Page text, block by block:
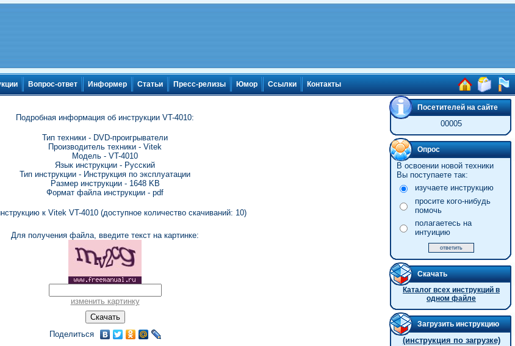
Вопрос-ответ Информер Статьи Пресс-релизы Юмор Ссылки Контакты
Подробная информация об инструкции VT-4010:
Тип техники - DVD-проигрыватели
Производитель техники - Vitek
Модель - VT-4010
Язык инструкции - Русский
Тип инструкции - Инструкция по эксплуатации
Размер инструкции - 1648 KB
Формат файла инструкции - pdf
к Vitek VT-4010 (доступное количество скачиваний: 10)
Для получения файла, введите текст на картинке:
изменить картинку
Поделиться
Посетителей на сайте
00005
Опрос
В освоении новой техники
Вы поступаете так:
изучаете инструкцию
просите кого-нибудь
помочь
полагаетесь на
интуицию
Скачать
Каталог всех инструкций в
одном файле
Загрузить инструкцию
(инструкция по загрузке)